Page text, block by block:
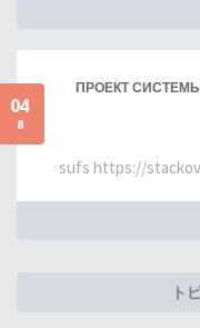
04
8
ПРОЕКТ
sufs https://
ト